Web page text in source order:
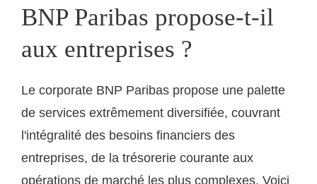
BNP Paribas propose-t-il
aux entreprises ?
Le corporate BNP Paribas propose une palette
de services extrêmement diversifiée, couvrant
l'intégralité des besoins financiers des
entreprises, de la trésorerie courante aux
opérations de marché les plus complexes. Voici